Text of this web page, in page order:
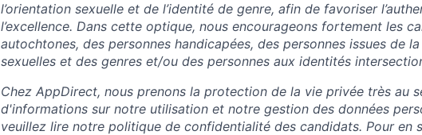
l’orientation sexuelle et de l’identité de genre, afin de favoriser
l’excellence. Dans cette optique, nous encourageons fortement les
autochtones, des personnes handicapées, des personnes issues de
sexuelles et des genres et/ou des personnes aux identités
Chez AppDirect, nous prenons la protection de la vie privée très au
d'informations sur notre utilisation et notre gestion des données
veuillez lire notre politique de confidentialité des candidats. Pour en